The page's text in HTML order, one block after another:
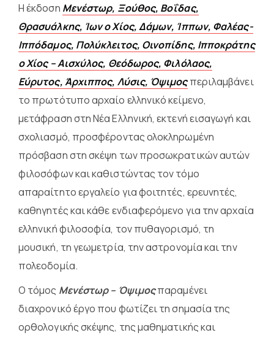
Η έκδοση Μενέστωρ, Ξούθος, Βοΐδας,
Θρασυάλκης, Ίων ο Χίος, Δάμων, Ίππων, Φαλέας-
Ιππόδαμος, Πολύκλειτος, Οινοπίδης, Ιπποκράτης
ο Χίος – Αισχύλος, Θεόδωρος, Φιλόλαος,
Εύρυτος, Άρχιππος, Λύσις, Όψιμοςπεριλαμβάνει
το πρωτότυπο αρχαίο ελληνικό κείμενο,
μετάφραση στη Νέα Ελληνική, εκτενή εισαγωγή και
σχολιασμό, προσφέροντας ολοκληρωμένη
πρόσβαση στη σκέψη των προσωκρατικών αυτών
φιλοσόφων και καθιστώντας τον τόμο
απαραίτητο εργαλείο για φοιτητές, ερευνητές,
καθηγητές και κάθε ενδιαφερόμενο για την αρχαία
ελληνική φιλοσοφία, τον πυθαγορισμό, τη
μουσική, τη γεωμετρία, την αστρονομία και την
πολεοδομία.
Ο τόμος Μενέστωρ – Όψιμοςπαραμένει
διαχρονικό έργο που φωτίζει τη σημασία της
ορθολογικής σκέψης, της μαθηματικής και